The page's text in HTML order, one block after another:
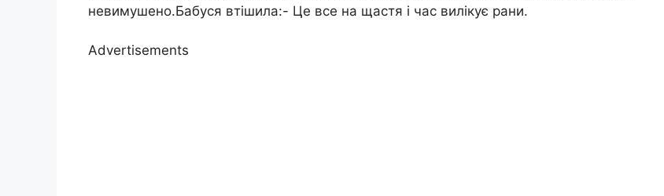
невимушено.Бабуся втішила:- Це все на щастя і час вилікує рани.
Advertisements